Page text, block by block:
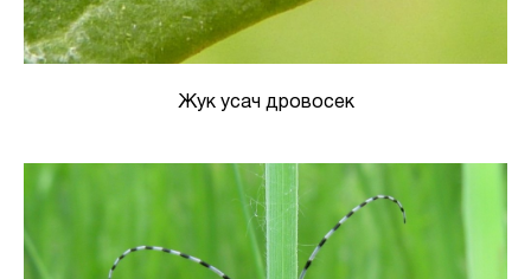
Жук усач дровосек